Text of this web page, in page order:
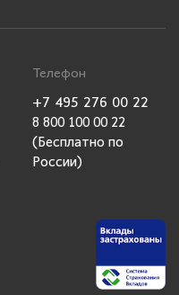
Телефон
+7 495 276 00 22
8 800 100 00 22
(Бесплатно по
России)